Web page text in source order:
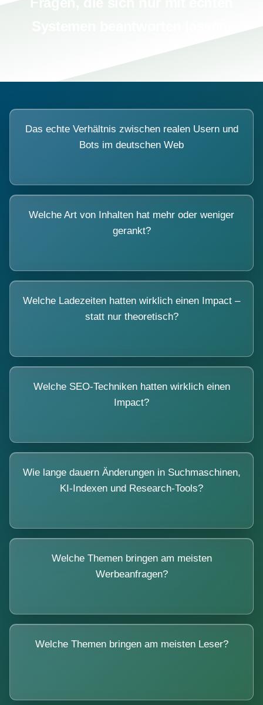
Das echte Verhältnis zwischen realen Usern und
Bots im deutschen Web
Welche Art von Inhalten hat mehr oder weniger
gerankt?
Welche Ladezeiten hatten wirklich einen Impact –
statt nur theoretisch?
Welche SEO-Techniken hatten wirklich einen
Impact?
Wie lange dauern Änderungen in Suchmaschinen,
KI-Indexen und Research-Tools?
Welche Themen bringen am meisten
Werbeanfragen?
Welche Themen bringen am meisten Leser?